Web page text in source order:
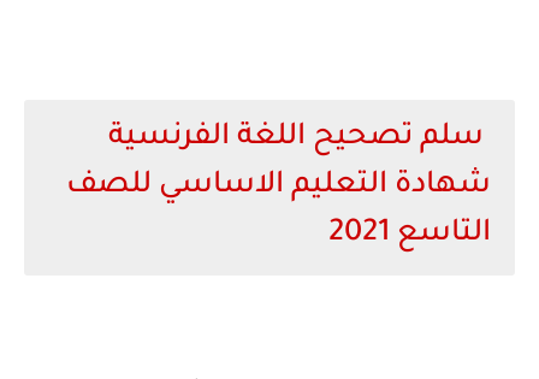
سلم تصحيح اللغة الفرنسية
شهادة التعليم الاساسي للصف
التاسع 2021